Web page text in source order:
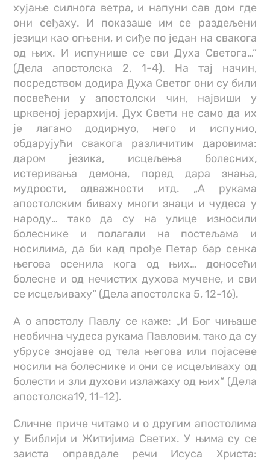
хујање силнога ветра, и напуни сав дом где
они сеђаху. И показаше им се раздељени
језици као огњени, и сиђе по један на свакога
од њих. И испунише се сви Духа Светога…“
(Дела апостолска 2, 1-4). На тај начин,
посредством додира Духа Светог они су били
посвећени у апостолски чин, највиши у
црквеној јерархији. Дух Свети не само да их
је лагано додирнуо, него и испунио,
обдарујући свакога различитим даровима:
даром језика, исцељења болесних,
истеривања демона, поред дара знања,
мудрости, одважности итд. „А рукама
апостолским биваху многи знаци и чудеса у
народу… тако да су на улице износили
болеснике и полагали на постељама и
носилима, да би кад прође Петар бар сенка
његова осенила кога од њих… доносећи
болесне и од нечистих духова мучене, и сви
се исцељиваху“ (Дела апостолска 5, 12-16).
А о апостолу Павлу се каже: „И Бог чињаше
необична чудеса рукама Павловим, тако да су
убрусе знојаве од тела његова или појасеве
носили на болеснике и они се исцељиваху од
болести и зли духови излажаху од њих“ (Дела
апостолска19, 11-12).
Сличне приче читамо и о другим апостолима
у Библији и Житијима Светих. У њима су се
заиста оправдале речи Исуса Христа: